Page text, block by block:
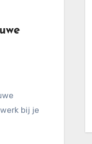
bij je